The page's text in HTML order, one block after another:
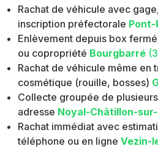
Rachat de véhicule avec
inscription préfectorale Pont-
Enlèvement depuis box
ou copropriété Bourgbarré
Rachat de véhicule même en
cosmétique (rouille, bosses)
Collecte groupée de
adresse Noyal-Châtillon-
Rachat immédiat avec
téléphone ou en ligne Vezin-